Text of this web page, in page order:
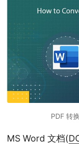
PDF 转
MS Word 文档(